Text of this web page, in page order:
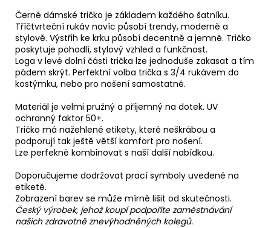
Černé dámské tričko je základem každého šatníku.
Tříčtvrteční rukáv navíc působí trendy, moderně a
stylově. Výstřih ke krku působí decentně a jemně. Tričko
poskytuje pohodlí, stylový vzhled a funkčnost.
Loga v levé dolní části trička lze jednoduše zakasat a tím
pádem skrýt. Perfektní volba trička s 3/4 rukávem do
kostýmku, nebo pro nošení samostatně.
Materiál je velmi pružný a příjemný na dotek. UV
ochranný faktor 50+.
Tričko má nažehlené etikety, které neškrábou a
podporují tak ještě větší komfort pro nošení.
Lze perfekně kombinovat s naší další nabídkou.
Doporučujeme dodržovat prací symboly uvedené na
etiketě.
Zobrazení barev se může mírně lišit od skutečnosti.
Český výrobek, jehož koupí podpoříte zaměstnávání
našich zdravotně znevýhodněných kolegů.